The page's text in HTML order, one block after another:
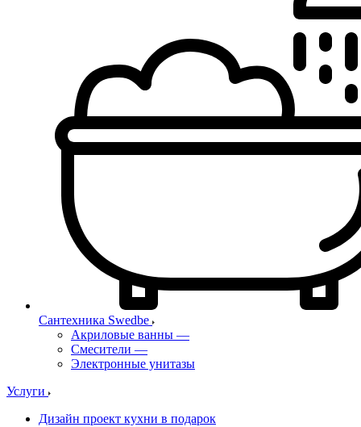
Сантехника Swedbe
Акриловые ванны —
Смесители —
Электронные унитазы
Услуги
Дизайн проект кухни в подарок